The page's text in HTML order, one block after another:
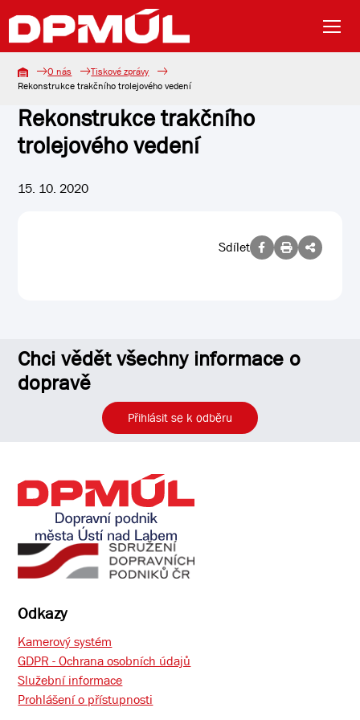
O nás
Tiskové zprávy
Rekonstrukce trakčního trolejového vedení
Rekonstrukce trakčního
trolejového vedení
15. 10. 2020
Sdílet
Chci vědět všechny informace o
dopravě
Přihlásit se k odběru
Odkazy
Kamerový systém
GDPR - Ochrana osobních údajů
Služební informace
Prohlášení o přístupnosti